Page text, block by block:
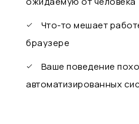
Что-то мешает
браузере
Ваше поведение
автоматизированных